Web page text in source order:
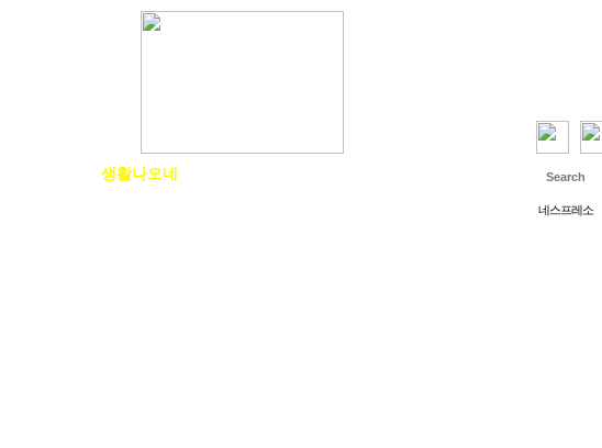
생활나오네
하노버
통역
287652397
네스프레소